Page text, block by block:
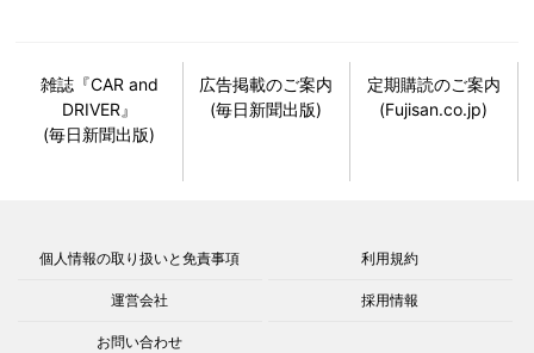
雑誌『CAR and
DRIVER』
(毎日新聞出版)
広告掲載のご案内
(毎日新聞出版)
定期購読のご案内
(Fujisan.co.jp)
個人情報の取り扱いと免責事項 利用規約
運営会社 採用情報
お問い合わせ